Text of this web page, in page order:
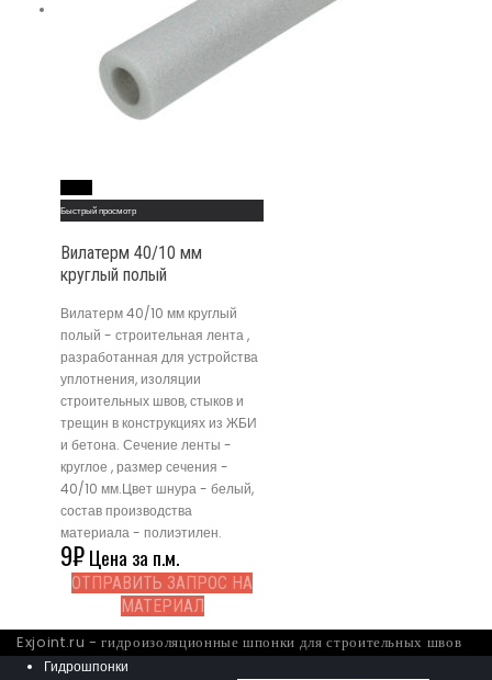
Быстрый просмотр
Вилатерм 40/10 мм
круглый полый
Вилатерм 40/10 мм круглый
полый - строительная лента ,
разработанная для устройства
уплотнения, изоляции
строительных швов, стыков и
трещин в конструкциях из ЖБИ
и бетона. Сечение ленты -
круглое , размер сечения -
40/10 мм.Цвет шнура - белый,
состав производства
материала - полиэтилен.
9₽Цена за п.м.
ОТПРАВИТЬ ЗАПРОС НА
МАТЕРИАЛ
Exjoint.ru - гидроизоляционные шпонки для строительных швов
Гидрошпонки